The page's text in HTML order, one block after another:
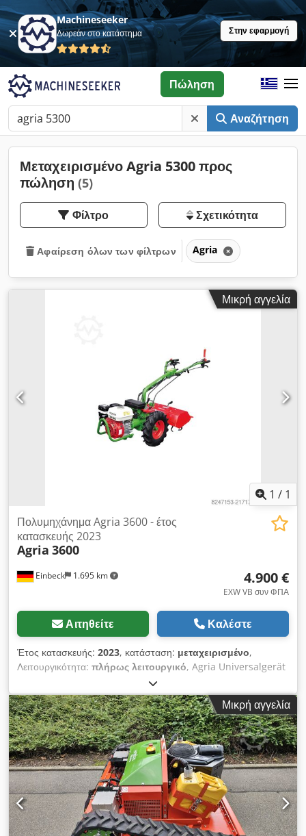
Machineseeker
Δωρεάν στο κατάστημα Στην εφαρμογή
Αναζήτηση
Πώληση
Μεταχειρισμένο Agria 5300 προς
πώληση (5)
Φίλτρο Σχετικότητα
Αφαίρεση όλων των φίλτρων Agria
Μικρή αγγελία
1 / 1
Einbeck 1.695 km
Πολυμηχάνημα Agria 3600 - έτος
κατασκευής 2023
Agria 3600
4.900 €
EXW VB συν ΦΠΑ
Αιτηθείτε Καλέστε
Έτος κατασκευής: 2023, κατάσταση: μεταχειρισμένο,
Λειτουργικότητα: πλήρως λειτουργικό, Agria Universalgerät
3600 — Έτος κατασκευής 2023 Μεταχειρισμένο από το
επαγγελματικό στόλο ενοικίασης της Kurt König
Baumaschinen GmbH, Einbeck. Κατάσταση & Σημειώσεις: -
Κατάσταση: Μεταχειρισμένο από ενοικίαση, συντηρημένο
τακτικά - Λειτουργία: Πλήρως λειτουργικό Dsdpsy A E H Uofx
Ab Uekr - Οι φωτογραφίες του προϊόντος είναι ενδεικτικές και
δείχνουν το μηχάνημα σε καινούρια κατάσταση — η
πραγματική του κατάσταση διαφέρει ανάλογα με τη διάρκεια
χρήσης - Επιθεώρηση στο 37574 Einbeck κατόπιν ραντεβού
Τιμή 4.900 EUR πλέον ΦΠΑ | EXW Einbeck | Παράδοση
κατόπιν αιτήματος
Μικρή αγγελία